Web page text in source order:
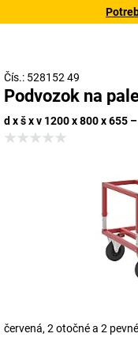
Čís.: 528152 49
Podvozok na
d x š x v 1200 x 800 x 655
červená, 2 otočné a 2